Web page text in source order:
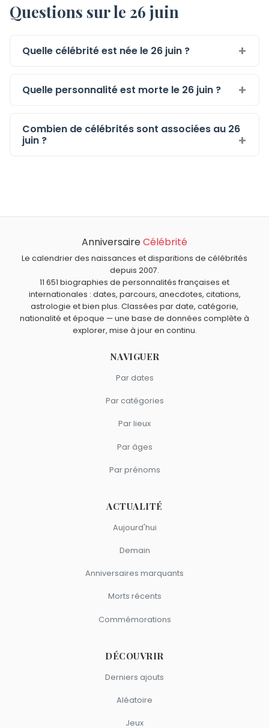
Questions sur le 26 juin
Quelle célébrité est née le 26 juin ?
Quelle personnalité est morte le 26 juin ?
Combien de célébrités sont associées au 26
juin ?
AnniversaireCélébrité
Le calendrier des naissances et disparitions de célébrités
depuis 2007.
11 651 biographies de personnalités françaises et
internationales : dates, parcours, anecdotes, citations,
astrologie et bien plus. Classées par date, catégorie,
nationalité et époque — une base de données complète à
explorer, mise à jour en continu.
NAVIGUER
Par dates
Par catégories
Par lieux
Par âges
Par prénoms
ACTUALITÉ
Aujourd'hui
Demain
Anniversaires marquants
Morts récents
Commémorations
DÉCOUVRIR
Derniers ajouts
Aléatoire
Jeux